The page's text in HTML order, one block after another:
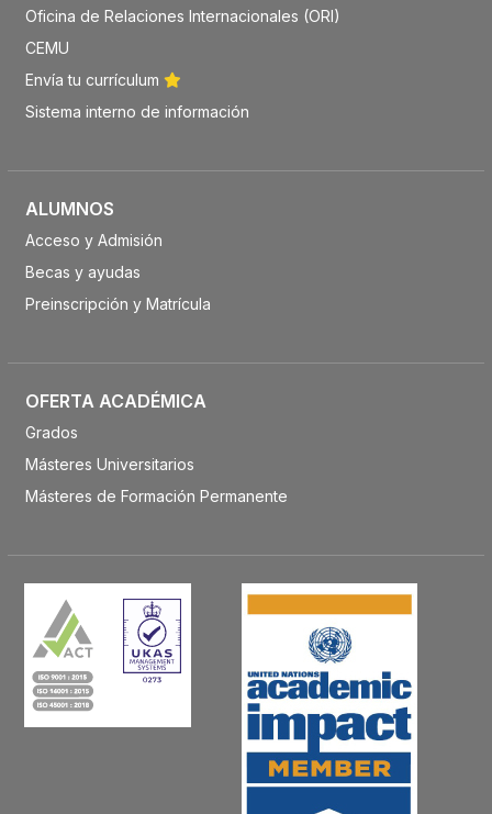
Oficina de Relaciones Internacionales (ORI)
CEMU
Envía tu currículum
Sistema interno de información
ALUMNOS
Acceso y Admisión
Becas y ayudas
Preinscripción y Matrícula
OFERTA ACADÉMICA
Grados
Másteres Universitarios
Másteres de Formación Permanente